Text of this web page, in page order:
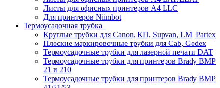
Листы для офисных принтеров А4 LLC
Для принтеров Niimbot
Термоусадочная трубка
Круглые трубки для Canon, КП, Supvan, LM, Partex
Плоские маркировочные трубки для Cab, Godex
Термоусадочные трубки для лазерной печати DAT
Термоусадочные трубки для принтеров Brady BMP
21 и 210
Термоусадочные трубки для принтеров Brady BMP